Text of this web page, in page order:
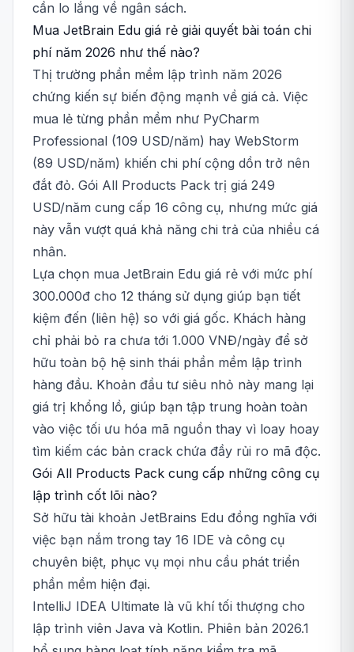
cần lo lắng về ngân sách.
Mua JetBrain Edu giá rẻ giải quyết bài toán chi
phí năm 2026 như thế nào?
Thị trường phần mềm lập trình năm 2026
chứng kiến sự biến động mạnh về giá cả. Việc
mua lẻ từng phần mềm như PyCharm
Professional (109 USD/năm) hay WebStorm
(89 USD/năm) khiến chi phí cộng dồn trở nên
đắt đỏ. Gói All Products Pack trị giá 249
USD/năm cung cấp 16 công cụ, nhưng mức giá
này vẫn vượt quá khả năng chi trả của nhiều cá
nhân.
Lựa chọn mua JetBrain Edu giá rẻ với mức phí
300.000đ cho 12 tháng sử dụng giúp bạn tiết
kiệm đến (liên hệ) so với giá gốc. Khách hàng
chỉ phải bỏ ra chưa tới 1.000 VNĐ/ngày để sở
hữu toàn bộ hệ sinh thái phần mềm lập trình
hàng đầu. Khoản đầu tư siêu nhỏ này mang lại
giá trị khổng lồ, giúp bạn tập trung hoàn toàn
vào việc tối ưu hóa mã nguồn thay vì loay hoay
tìm kiếm các bản crack chứa đầy rủi ro mã độc.
Gói All Products Pack cung cấp những công cụ
lập trình cốt lõi nào?
Sở hữu tài khoản JetBrains Edu đồng nghĩa với
việc bạn nắm trong tay 16 IDE và công cụ
chuyên biệt, phục vụ mọi nhu cầu phát triển
phần mềm hiện đại.
IntelliJ IDEA Ultimate là vũ khí tối thượng cho
lập trình viên Java và Kotlin. Phiên bản 2026.1